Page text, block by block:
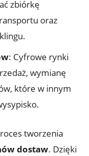
zbiórkę
oraz
: Cyfrowe rynki
wymianę
które w innym
tworzenia
dostaw. Dzięki